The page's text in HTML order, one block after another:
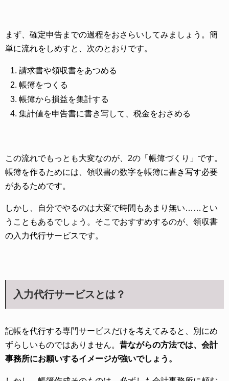
まず、確定申告までの過程をおさらいしてみましょう。簡
単に流れをしめすと、次のとおりです。
請求書や領収書をあつめる
帳簿をつくる
帳簿から損益を集計する
集計値を申告書に書き写して、税金をおさめる
この流れでもっとも大変なのが、2の「帳簿づくり」です。
帳簿を作るためには、領収書の数字を帳簿に書き写す必要
があるためです。
しかし、自分でやるのは大変で時間もあまり無い……とい
うこともあるでしょう。そこでおすすめするのが、領収書
の入力代行サービスです。
入力代行サービスとは？
記帳を代行する専門サービスだけを考えてみると、別にめ
ずらしいものではありません。 昔ながらの方法では、会計
事務所にお願いするイメージが強いでしょう。